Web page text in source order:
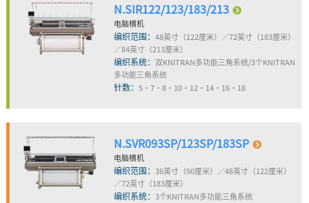
N.SIR122/123/183/213
电脑横机
编织范围： 48英寸（122厘米）／72英寸（183厘米）
／84英寸（213厘米）
编织系统： 双KNITRAN多功能三角系统/3个KNITRAN
多功能三角系统
针数： 5・7・8・10・12・14・16・18
N.SVR093SP/123SP/183SP
电脑横机
编织范围： 36英寸（90厘米）／48英寸（122厘米）
／72英寸（183厘米）
编织系统： 3个KNITRAN多功能三角系统